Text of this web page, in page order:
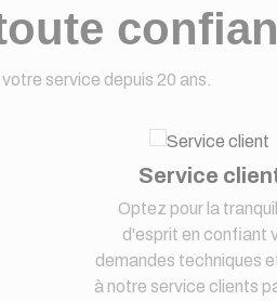
service depuis 20 ans.
Service
Optez pour la
d'esprit en confiant
demandes techniques
à notre service clients